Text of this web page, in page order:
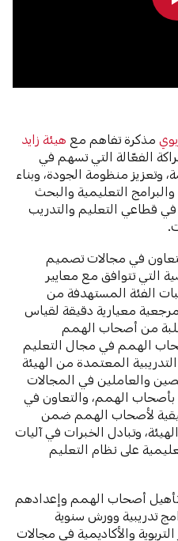
مذكرة تفاهم مع هيئة زايد
الفعّالة التي تسهم في
وتعزيز منظومة الجودة، وبناء
التعليمية والبحث
قطاعي التعليم والتدريب
في مجالات تصميم
التي
تتوافق مع معايير
الفئة المستهدفة من
معيارية دقيقة لقياس
من أصحاب الهمم
الهمم في مجال التعليم
المعتمدة من الهيئة
والعاملين في المجالات
بأصحاب الهمم، والتعاون في
لأصحاب الهمم ضمن
وتبادل الخبرات في آليات
على نظام التعليم
أصحاب الهمم وإعدادهم
تدريبية وورش سنوية
والأكاديمية في مجالات